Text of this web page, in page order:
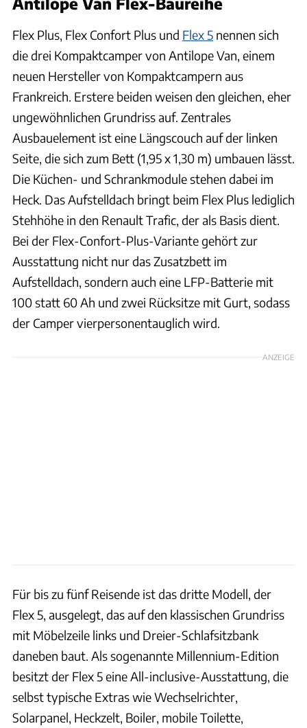
Flex Plus, Flex Confort Plus und Flex 5 nennen sich
die drei Kompaktcamper von Antilope Van, einem
neuen Hersteller von Kompaktcampern aus
Frankreich. Erstere beiden weisen den gleichen, eher
ungewöhnlichen Grundriss auf. Zentrales
Ausbauelement ist eine Längscouch auf der linken
Seite, die sich zum Bett (1,95 x 1,30 m) umbauen lässt.
Die Küchen- und Schrankmodule stehen dabei im
Heck. Das Aufstelldach bringt beim Flex Plus lediglich
Stehhöhe in den Renault Trafic, der als Basis dient.
Bei der Flex-Confort-Plus-Variante gehört zur
Ausstattung nicht nur das Zusatzbett im
Aufstelldach, sondern auch eine LFP-Batterie mit
100 statt 60 Ah und zwei Rücksitze mit Gurt, sodass
der Camper vierpersonentauglich wird.
ANZEIGE
Für bis zu fünf Reisende ist das dritte Modell, der
Flex 5, ausgelegt, das auf den klassischen Grundriss
mit Möbelzeile links und Dreier-Schlafsitzbank
daneben baut. Als sogenannte Millennium-Edition
besitzt der Flex 5 eine All-inclusive-Ausstattung, die
selbst typische Extras wie Wechselrichter,
Solarpanel, Heckzelt, Boiler, mobile Toilette,